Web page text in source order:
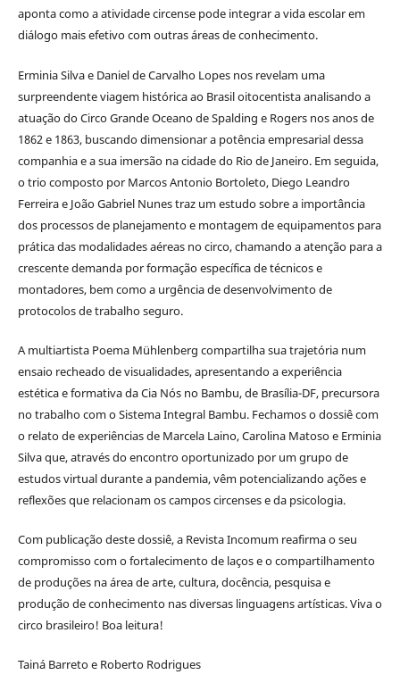
aponta como a atividade circense pode integrar a vida escolar em
diálogo mais efetivo com outras áreas de conhecimento.
Erminia Silva e Daniel de Carvalho Lopes nos revelam uma
surpreendente viagem histórica ao Brasil oitocentista analisando a
atuação do Circo Grande Oceano de Spalding e Rogers nos anos de
1862 e 1863, buscando dimensionar a potência empresarial dessa
companhia e a sua imersão na cidade do Rio de Janeiro. Em seguida,
o trio composto por Marcos Antonio Bortoleto, Diego Leandro
Ferreira e João Gabriel Nunes traz um estudo sobre a importância
dos processos de planejamento e montagem de equipamentos para
prática das modalidades aéreas no circo, chamando a atenção para a
crescente demanda por formação específica de técnicos e
montadores, bem como a urgência de desenvolvimento de
protocolos de trabalho seguro.
A multiartista Poema Mühlenberg compartilha sua trajetória num
ensaio recheado de visualidades, apresentando a experiência
estética e formativa da Cia Nós no Bambu, de Brasília-DF, precursora
no trabalho com o Sistema Integral Bambu. Fechamos o dossiê com
o relato de experiências de Marcela Laino, Carolina Matoso e Erminia
Silva que, através do encontro oportunizado por um grupo de
estudos virtual durante a pandemia, vêm potencializando ações e
reflexões que relacionam os campos circenses e da psicologia.
Com publicação deste dossiê, a Revista Incomum reafirma o seu
compromisso com o fortalecimento de laços e o compartilhamento
de produções na área de arte, cultura, docência, pesquisa e
produção de conhecimento nas diversas linguagens artísticas. Viva o
circo brasileiro! Boa leitura!
Tainá Barreto e Roberto Rodrigues